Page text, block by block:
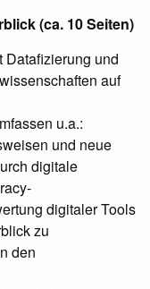
(ca. 10 Seiten)
Datafizierung und
auf
u.a.:
und neue
digitale
digitaler Tools
zu
den